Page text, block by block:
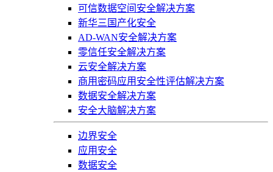
可信数据空间安全解决方案
新华三国产化安全
AD-WAN安全解决方案
零信任安全解决方案
云安全解决方案
商用密码应用安全性评估解决方案
数据安全解决方案
安全大脑解决方案
边界安全
应用安全
数据安全